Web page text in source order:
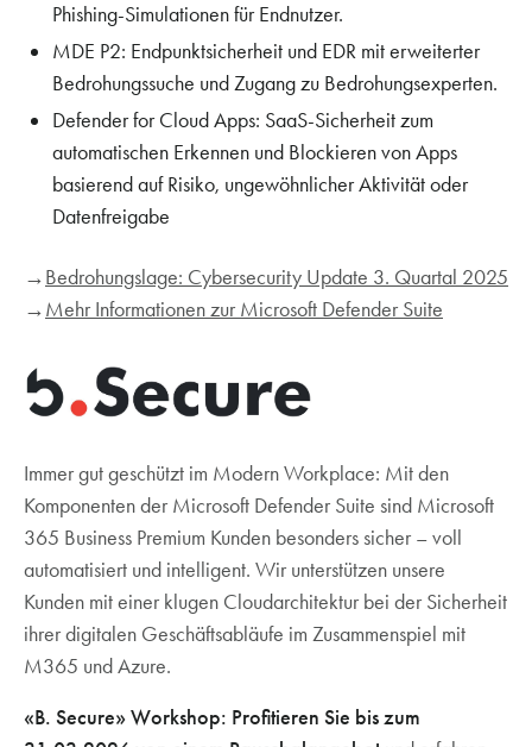
Phishing-Simulationen für Endnutzer.
MDE P2: Endpunktsicherheit und EDR mit erweiterter
Bedrohungssuche und Zugang zu Bedrohungsexperten.
Defender for Cloud Apps: SaaS-Sicherheit zum
automatischen Erkennen und Blockieren von Apps
basierend auf Risiko, ungewöhnlicher Aktivität oder
Datenfreigabe
→Bedrohungslage: Cybersecurity Update 3. Quartal 2025
→Mehr Informationen zur Microsoft Defender Suite
Immer gut geschützt im Modern Workplace: Mit den
Komponenten der Microsoft Defender Suite sind Microsoft
365 Business Premium Kunden besonders sicher – voll
automatisiert und intelligent. Wir unterstützen unsere
Kunden mit einer klugen Cloudarchitektur bei der Sicherheit
ihrer digitalen Geschäftsabläufe im Zusammenspiel mit
M365 und Azure.
«B. Secure» Workshop: Profitieren Sie bis zum